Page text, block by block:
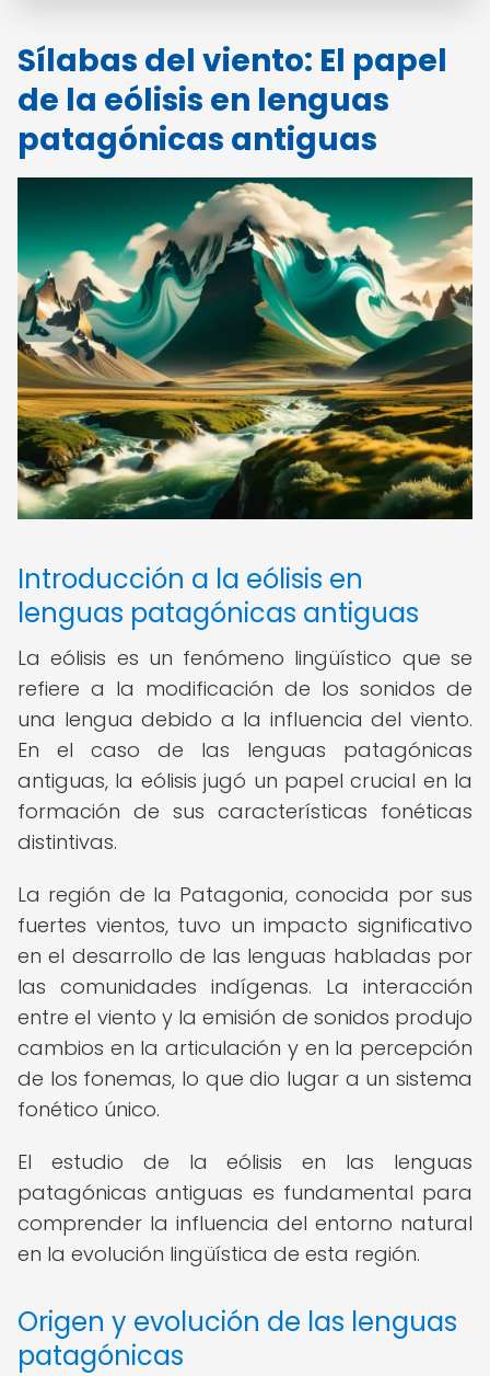
Sílabas del viento: El papel
de la eólisis en lenguas
patagónicas antiguas
Introducción a la eólisis en
lenguas patagónicas antiguas
La eólisis es un fenómeno lingüístico que se
refiere a la modificación de los sonidos de
una lengua debido a la influencia del viento.
En el caso de las lenguas patagónicas
antiguas, la eólisis jugó un papel crucial en la
formación de sus características fonéticas
distintivas.
La región de la Patagonia, conocida por sus
fuertes vientos, tuvo un impacto significativo
en el desarrollo de las lenguas habladas por
las comunidades indígenas. La interacción
entre el viento y la emisión de sonidos produjo
cambios en la articulación y en la percepción
de los fonemas, lo que dio lugar a un sistema
fonético único.
El estudio de la eólisis en las lenguas
patagónicas antiguas es fundamental para
comprender la influencia del entorno natural
en la evolución lingüística de esta región.
Origen y evolución de las lenguas
patagónicas